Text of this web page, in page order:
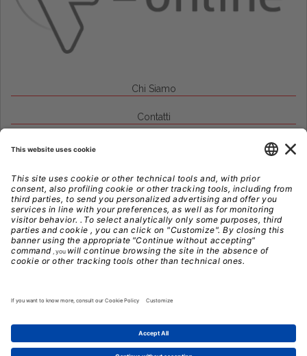
Chi Siamo
Contatti
Note Legali
Privacy
Gestione Cookie